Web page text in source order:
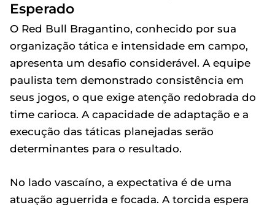
Esperado
O Red Bull Bragantino, conhecido por sua
organização tática e intensidade em campo,
apresenta um desafio considerável. A equipe
paulista tem demonstrado consistência em
seus jogos, o que exige atenção redobrada do
time carioca. A capacidade de adaptação e a
execução das táticas planejadas serão
determinantes para o resultado.
No lado vascaíno, a expectativa é de uma
atuação aguerrida e focada. A torcida espera